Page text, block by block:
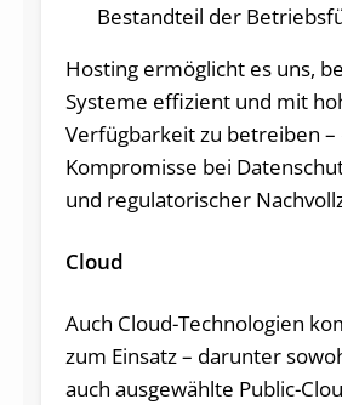
Bestandteil der
Hosting ermöglicht es uns,
Systeme effizient und mit
Verfügbarkeit zu betreiben –
Kompromisse bei
und regulatorischer
Cloud
Auch Cloud-Technologien
zum Einsatz – darunter
auch ausgewählte Public-